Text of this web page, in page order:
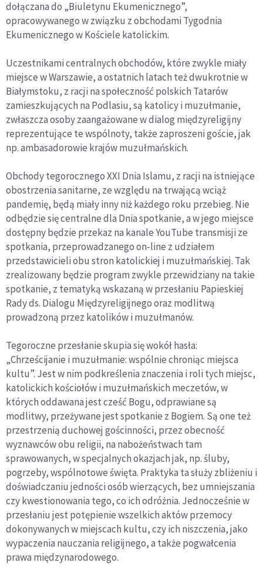
dołączana do „Biuletynu Ekumenicznego”,
opracowywanego w związku z obchodami Tygodnia
Ekumenicznego w Kościele katolickim.
Uczestnikami centralnych obchodów, które zwykle miały
miejsce w Warszawie, a ostatnich latach też dwukrotnie w
Białymstoku, z racji na społeczność polskich Tatarów
zamieszkujących na Podlasiu, są katolicy i muzułmanie,
zwłaszcza osoby zaangażowane w dialog międzyreligijny
reprezentujące te wspólnoty, także zaproszeni goście, jak
np. ambasadorowie krajów muzułmańskich.
Obchody tegorocznego XXI Dnia Islamu, z racji na istniejące
obostrzenia sanitarne, ze względu na trwającą wciąż
pandemię, będą miały inny niż każdego roku przebieg. Nie
odbędzie się centralne dla Dnia spotkanie, a w jego miejsce
dostępny będzie przekaz na kanale YouTube transmisji ze
spotkania, przeprowadzanego on-line z udziałem
przedstawicieli obu stron katolickiej i muzułmańskiej. Tak
zrealizowany będzie program zwykle przewidziany na takie
spotkanie, z tematyką wskazaną w przesłaniu Papieskiej
Rady ds. Dialogu Międzyreligijnego oraz modlitwą
prowadzoną przez katolików i muzułmanów.
Tegoroczne przesłanie skupia się wokół hasła:
„Chrześcijanie i muzułmanie: wspólnie chroniąc miejsca
kultu”. Jest w nim podkreślenia znaczenia i roli tych miejsc,
katolickich kościołów i muzułmańskich meczetów, w
których oddawana jest cześć Bogu, odprawiane są
modlitwy, przeżywane jest spotkanie z Bogiem. Są one też
przestrzenią duchowej gościnności, przez obecność
wyznawców obu religii, na nabożeństwach tam
sprawowanych, w specjalnych okazjach jak, np. śluby,
pogrzeby, wspólnotowe święta. Praktyka ta służy zbliżeniu i
doświadczaniu jedności osób wierzących, bez umniejszania
czy kwestionowania tego, co ich odróżnia. Jednocześnie w
przesłaniu jest potępienie wszelkich aktów przemocy
dokonywanych w miejscach kultu, czy ich niszczenia, jako
wypaczenia nauczania religijnego, a także pogwałcenia
prawa międzynarodowego.